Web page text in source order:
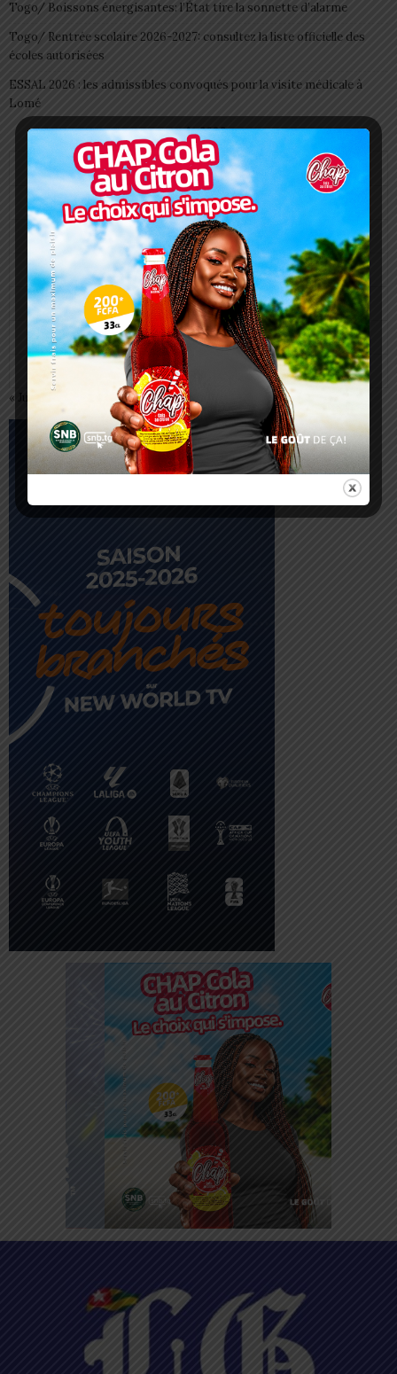
Togo/ Boissons énergisantes: l’État tire la sonnette d’alarme
Togo/ Rentrée scolaire 2026-2027: consultez la liste officielle des
écoles autorisées
ESSAL 2026 : les admissibles convoqués pour la visite médicale à
Lomé
août 2026
L M M J V S
3 4 5 6 7 9
10 11 12 13 14 15 16
17 18 19 20 21 22 23
24 25 26 27 28 29 30
« Juil